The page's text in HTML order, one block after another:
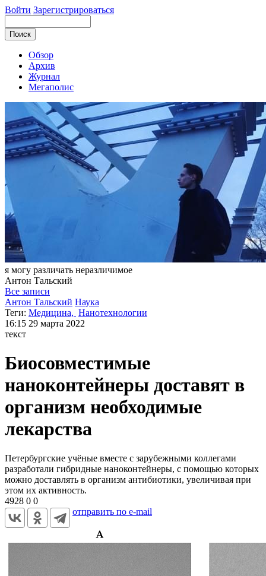
Войти Зарегистрироваться
Обзор
Архив
Журнал
Мегаполис
я могу различать неразличимое
Антон Тальский
Все записи
Антон Тальский Наука
Теги: Медицина, Нанотехнологии
16:15 29 марта 2022
текст
Биосовместимые
наноконтейнеры доставят в
организм необходимые
лекарства
Петербургские учёные вместе с зарубежными коллегами
разработали гибридные наноконтейнеры, с помощью которых
можно доставлять в организм антибиотики, увеличивая при
этом их активность.
4928 0 0
отправить по e-mail